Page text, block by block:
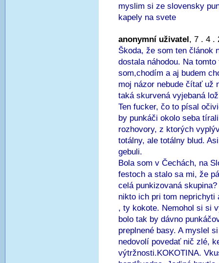
myslim si ze slovensky
kapely na svete
anonymní uživatel, 7 . 4 .
Škoda, že som ten článok
dostala náhodou. Na
som,chodím a aj budem
moj názor nebude čítať už
taká skurvená vyjebaná
Ten fucker, čo to písal
by punkáči okolo seba
rozhovory, z ktorých
totálny, ale totálny blud.
gebuli.
Bola som v Čechách, na
festoch a stalo sa mi, že
celá punkizovaná
nikto ich pri tom neprichyti
, ty kokote. Nemohol si si
bolo tak by dávno
preplnené basy. A myslel
nedovolí povedať nič zlé,
výtržnosti.KOKOTINA.